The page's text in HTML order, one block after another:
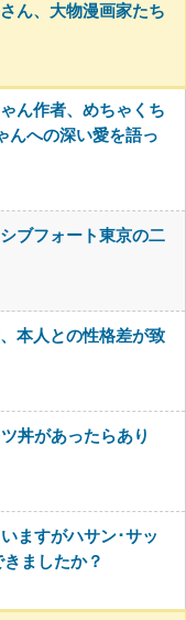
ん、大物漫画家たち
ん作者、めちゃくち
んへの深い愛を語っ
ブフォート東京の二
本人との性格差が致
丼があったらあり
ますがハサン･サッ
ましたか？